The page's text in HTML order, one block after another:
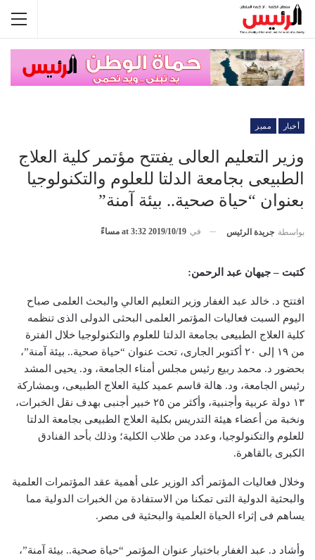
أخبار مميز
وزير التعليم العالى يفتتح مؤتمر كلية العلاج
الطبيعى بجامعة الدلتا للعلوم والتكنولوجيا
بعنوان “حياة صحية.. بيئة آمنة”
بواسطة جريدة الرئيس في 2019/10/19 at 3:32 مساءً
كتبت – جيهان عبد الرحمن:
افتتح د. خالد عبد الغفار وزير التعليم العالي والبحث العلمى صباح
اليوم السبت فعاليات المؤتمر العلمى البحثى الدولى الذى تنظمه
كلية العلاج الطبيعى بجامعة الدلتا للعلوم والتكنولوجيا خلال الفترة
من ١٩ إلى ٢٠ أكتوبر الجارى، تحت عنوان “حياة صحية.. بيئة آمنة”،
بحضور د. محمد ربيع رئيس مجلس أمناء الجامعة، ود. يحيى المشد
رئيس الجامعة، ود. هالة قاسم عميد كلية العلاج الطبيعى، وبمشاركة
١٣ دولة عربية وأجنبية، وأكثر من ٢٥ خبير أجنبى بهدف نقل الخبرات،
ونخبة من أعضاء هيئة التدريس بكلية العلاج الطبيعى بجامعة الدلتا
للعلوم والتكنولوجيا، وعدد من طلاب الكلية؛ وذلك بأحد الفنادق
الكبرى بالقاهرة.
وخلال فعاليات المؤتمر أكد الوزير على أهمية عقد المؤتمرات العلمية
والبحثية الدولية التى تمكنا من الاستفادة من الخبرات الدولية مما
يساهم فى إثراء الحياة العلمية والبحثية فى مصر.
وأشاد د. عبد الغفار باختيار عنوان المؤتمر “حياة صحية.. بيئة آمنة”،